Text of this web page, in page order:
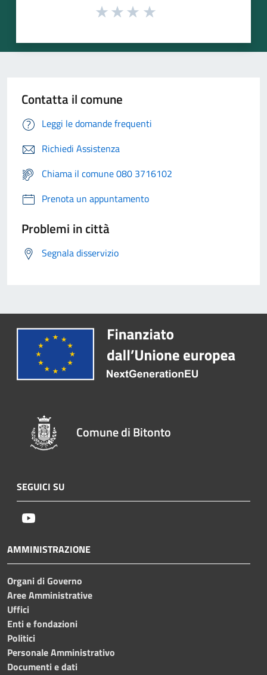
Contatta il comune
Leggi le domande frequenti
Richiedi Assistenza
Chiama il comune 080 3716102
Prenota un appuntamento
Problemi in città
Segnala disservizio
Comune di Bitonto
SEGUICI SU
AMMINISTRAZIONE
Organi di Governo
Aree Amministrative
Uffici
Enti e fondazioni
Politici
Personale Amministrativo
Documenti e dati